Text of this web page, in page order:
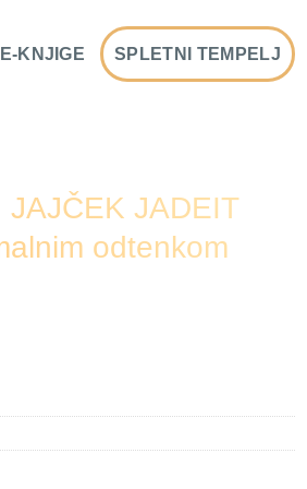
E-KNJIGE SPLETNI TEMPELJ
JADEIT
odtenkom